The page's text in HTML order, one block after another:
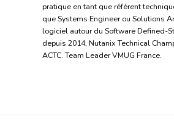
pratique en tant que référent
que Systems Engineer ou Solutions
logiciel autour du Software Defined-
depuis 2014, Nutanix Technical
ACTC. Team Leader VMUG France.